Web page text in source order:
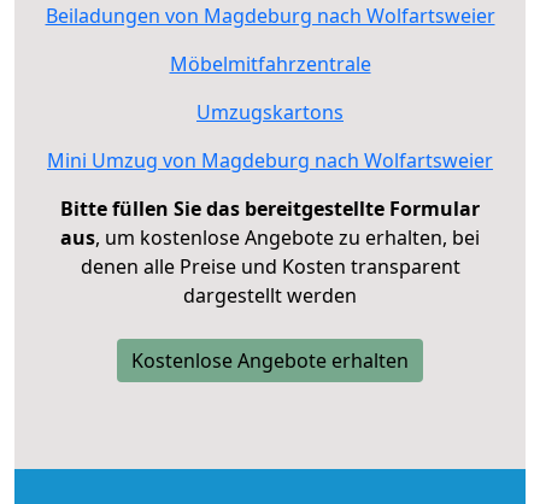
Beiladungen von Magdeburg nach Wolfartsweier
Möbelmitfahrzentrale
Umzugskartons
Mini Umzug von Magdeburg nach Wolfartsweier
Bitte füllen Sie das bereitgestellte Formular
aus, um kostenlose Angebote zu erhalten, bei
denen alle Preise und Kosten transparent
dargestellt werden
Kostenlose Angebote erhalten